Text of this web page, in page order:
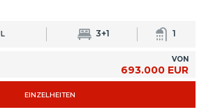
3+1 1
VON
693.000 EUR
EINZELHEITEN